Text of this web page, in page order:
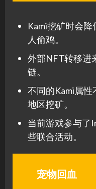
Kami挖矿时会
人偷鸡。
外部NFT转移进
链。
不同的Kami属
地区挖矿。
当前游戏参与了
些联合活动。
宠物回血